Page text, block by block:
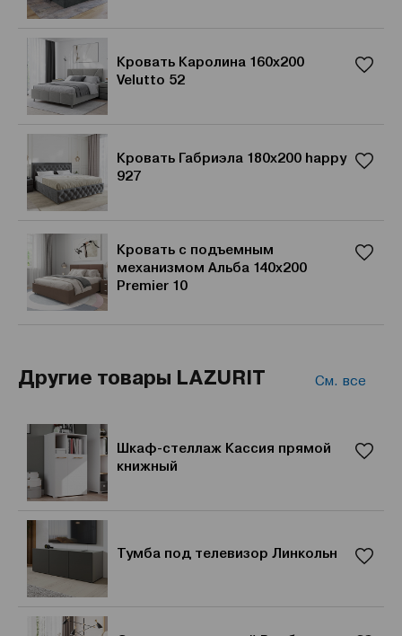
Кровать Каролина 160x200
Velutto 52
Кровать Габриэла 180x200 happy
927
Кровать с подъемным
механизмом Альба 140х200
Premier 10
Другие товары LAZURIT См. все
Шкаф-стеллаж Кассия прямой
книжный
Тумба под телевизор Линкольн